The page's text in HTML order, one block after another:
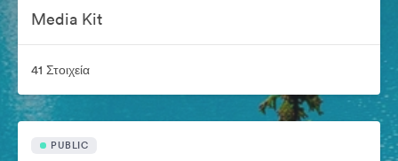
Media Kit
41 Στοιχεία
PUBLIC